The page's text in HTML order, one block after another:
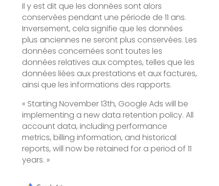
Il y est dit que les données sont alors
conservées pendant une période de 11 ans.
Inversement, cela signifie que les données
plus anciennes ne seront plus conservées. Les
données concernées sont toutes les
données relatives aux comptes, telles que les
données liées aux prestations et aux factures,
ainsi que les informations des rapports.
« Starting November 13th, Google Ads will be
implementing a new data retention policy. All
account data, including performance
metrics, billing information, and historical
reports, will now be retained for a period of 11
years. »